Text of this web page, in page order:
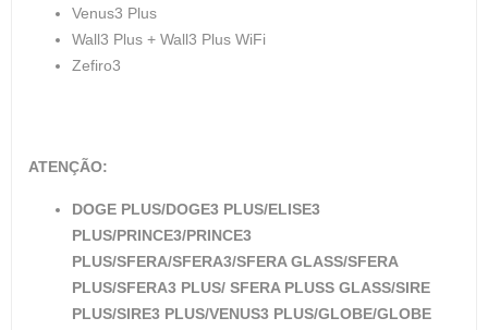
Venus3 Plus
Wall3 Plus + Wall3 Plus WiFi
Zefiro3
ATENÇÃO:
DOGE PLUS/DOGE3 PLUS/ELISE3
PLUS/PRINCE3/PRINCE3
PLUS/SFERA/SFERA3/SFERA GLASS/SFERA
PLUS/SFERA3 PLUS/ SFERA PLUSS GLASS/SIRE
PLUS/SIRE3 PLUS/VENUS3 PLUS/GLOBE/GLOBE